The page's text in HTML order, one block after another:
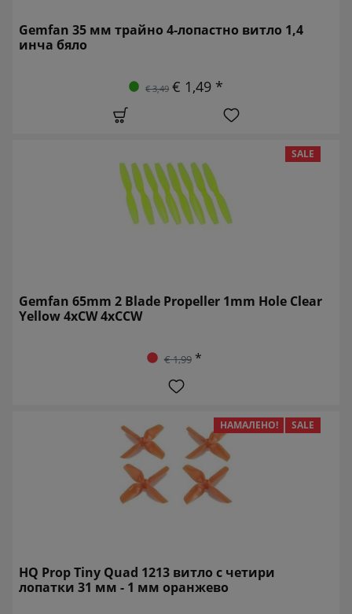
Gemfan 35 мм трайно 4-лопастно витло 1,4
инча бяло
€ 3,49 € 1,49 *
SALE
Gemfan 65mm 2 Blade Propeller 1mm Hole Clear
Yellow 4xCW 4xCCW
€ 1,99*
НАМАЛЕНО! SALE
HQ Prop Tiny Quad 1213 витло с четири
лопатки 31 мм - 1 мм оранжево